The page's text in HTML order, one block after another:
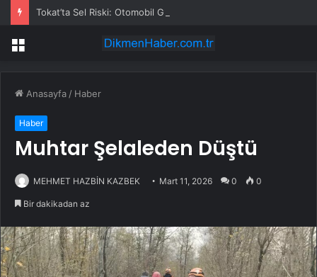
Tokat’ta Sel Riski: Otomobil Güvenli Alana Çekildi
Menü
Anasayfa / Haber
Haber
Muhtar Şelaleden Düştü
MEHMET HAZBİN KAZBEK Mart 11, 2026 0 0
Bir dakikadan az